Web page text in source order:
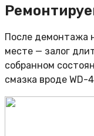
После демонтажа
месте — залог
собранном
смазка вроде WD-